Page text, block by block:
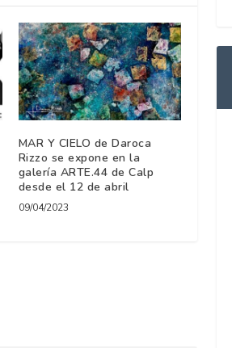
MAR Y CIELO de Daroca
Rizzo se expone en la
galería ARTE.44 de Calp
desde el 12 de abril
09/04/2023